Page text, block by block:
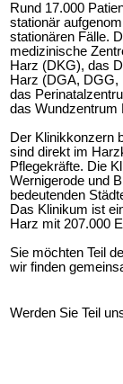
Rund 17.000
stationär
stationären Fälle.
medizinische
Harz (DKG), das
Harz (DGA,
das
das Wundzentrum
Der Klinikkonzern
sind direkt im
Pflegekräfte. Die
Wernigerode und
bedeutenden
Das Klinikum ist
Harz mit 207.000
Sie möchten Teil
wir finden
Werden Sie Teil